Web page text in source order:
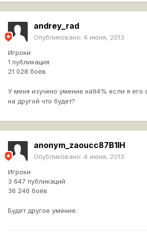
andrey_rad
Опубликовано: 4 июня, 2013
Игроки
1 публикация
21 028 боёв
У меня изучено умение на94% если я
на другой что будет?
anonym_zaoucc87B1IH
Опубликовано: 4 июня, 2013
Игроки
3 647 публикаций
36 246 боёв
Будет другое умение.